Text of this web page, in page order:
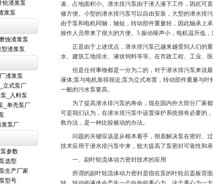
轮渣浆泵
浆泵
蚀渣浆泵
渣浆泵
渣浆泵
立式泵厂
_入料泵
_单壳泵厂
泵厂
参数
选型
生产厂家
型号
凑、占地面积小。潜水排污泵由于潜入液下工作，因此可
修方便。小型的潜水排污泵可以自由安装，大型的潜水排
由于泵和电机同轴，轴短，转动部件重量轻，因此轴承上
操作人员带来了很大的方便。5.振动噪声小，电机温升低，
正是由于上述优点，潜水排污泵已越来越受到人们的重
水、建筑工地排水、液状饲料等等。在市政工程、工业、
但是任何事物都是一分为二的，对于潜水排污泵来说最
液体;泵与电机靠得很近;泵为立式布置，转动部件重量与
一般的污水泵要高。
为了提高潜水排污泵的寿命，现在国内外大部分厂家都
可是我们认为，在潜水排污泵中设置保护系统很有必要的
救办法，是一种比较被动的办法。
问题的关键应该是从根本着手，彻底解决泵在密封、过
技术应用于潜水排污泵中来，较大提高了泵密封可靠性和
一、副叶轮流体动力密封技术的应用
所谓的副叶轮流体动力密封是指在泵的叶轮后盖板背面